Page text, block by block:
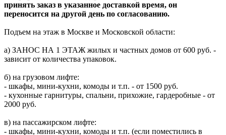
принять заказ в указанное доставкой время, он
переносится на другой день по согласованию.
Подъем на этаж в Москве и Московской области:
а) ЗАНОС НА 1 ЭТАЖ жилых и частных домов от 600 руб. -
зависит от количества упаковок.
б) на грузовом лифте:
- шкафы, мини-кухни, комоды и т.п. - от 1500 руб.
- кухонные гарнитуры, спальни, прихожие, гардеробные - от
2000 руб.
в) на пассажирском лифте:
- шкафы, мини-кухни, комоды и т.п. (если поместились в